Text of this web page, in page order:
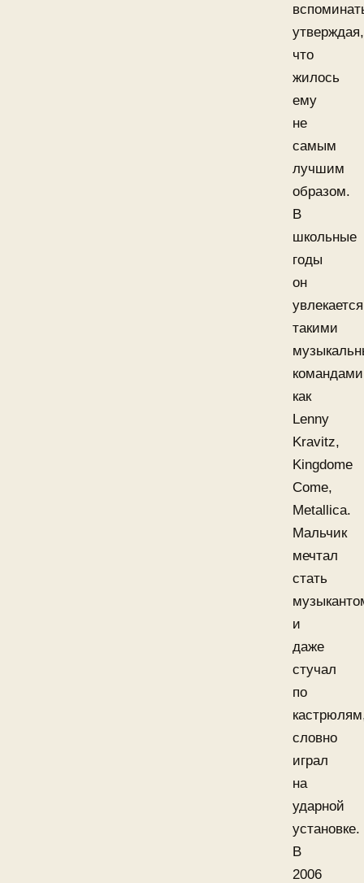
утверждая,
что
жилось
ему
не
самым
лучшим
образом.
В
школьные
годы
он
увлекается
такими
как
Lenny
Kravitz,
Kingdome
Come,
Metallica.
Мальчик
мечтал
стать
и
даже
стучал
по
словно
играл
на
ударной
установке.
В
2006